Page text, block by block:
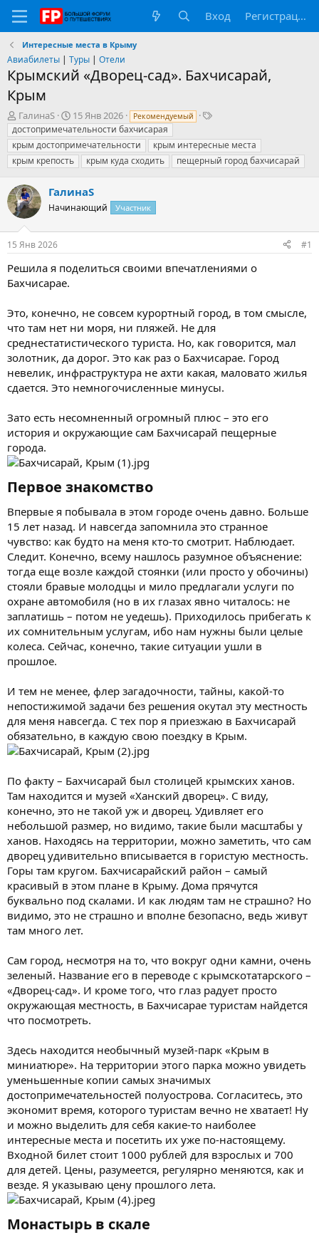
Вход Регистрация
Интересные места в Крыму
Авиабилеты | Туры | Отели
Крымский «Дворец-сад». Бахчисарай,
Крым
А
в
т
о
р
е
м
ы
ГалинаS
Д
а
т
а
н
ч
а
а
15 Янв 2026 Рекомендуемый
Т
г
и
достопримечательности бахчисарая
крым достопримечательности
крым интересные места
крым крепость
крым куда сходить пещерный город бахчисарай
ГалинаS
Начинающий Участник
15 Янв 2026 #1
Решила я поделиться своими впечатлениями о
Бахчисарае.
Это, конечно, не совсем курортный город, в том смысле,
что там нет ни моря, ни пляжей. Не для
среднестатистического туриста. Но, как говорится, мал
золотник, да дорог. Это как раз о Бахчисарае. Город
невелик, инфраструктура не ахти какая, маловато жилья
сдается. Это немногочисленные минусы.
Зато есть несомненный огромный плюс – это его
история и окружающие сам Бахчисарай пещерные
города.
Первое знакомство​
Впервые я побывала в этом городе очень давно. Больше
15 лет назад. И навсегда запомнила это странное
чувство: как будто на меня кто-то смотрит. Наблюдает.
Следит. Конечно, всему нашлось разумное объяснение:
тогда еще возле каждой стоянки (или просто у обочины)
стояли бравые молодцы и мило предлагали услуги по
охране автомобиля (но в их глазах явно читалось: не
заплатишь – потом не уедешь). Приходилось прибегать к
их сомнительным услугам, ибо нам нужны были целые
колеса. Сейчас, конечно, такие ситуации ушли в
прошлое.
И тем не менее, флер загадочности, тайны, какой-то
непостижимой задачи без решения окутал эту местность
для меня навсегда. С тех пор я приезжаю в Бахчисарай
обязательно, в каждую свою поездку в Крым.
По факту – Бахчисарай был столицей крымских ханов.
Там находится и музей «Ханский дворец». С виду,
конечно, это не такой уж и дворец. Удивляет его
небольшой размер, но видимо, такие были масштабы у
ханов. Находясь на территории, можно заметить, что сам
дворец удивительно вписывается в гористую местность.
Горы там кругом. Бахчисарайский район – самый
красивый в этом плане в Крыму. Дома прячутся
буквально под скалами. И как людям там не страшно? Но
видимо, это не страшно и вполне безопасно, ведь живут
там много лет.
Сам город, несмотря на то, что вокруг одни камни, очень
зеленый. Название его в переводе с крымскотатарского –
«Дворец-сад». И кроме того, что глаз радует просто
окружающая местность, в Бахчисарае туристам найдется
что посмотреть.
Здесь находится необычный музей-парк «Крым в
миниатюре». На территории этого парка можно увидеть
уменьшенные копии самых значимых
достопримечательностей полуострова. Согласитесь, это
экономит время, которого туристам вечно не хватает! Ну
и можно выделить для себя какие-то наиболее
интересные места и посетить их уже по-настоящему.
Входной билет стоит 1000 рублей для взрослых и 700
для детей. Цены, разумеется, регулярно меняются, как и
везде. Я указываю цену прошлого лета.
Монастырь в скале​